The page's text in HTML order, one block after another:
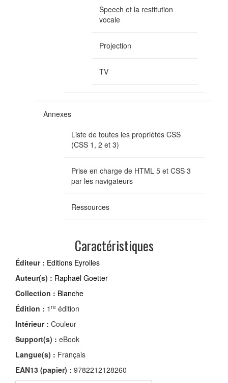
Speech et la restitution
vocale
Projection
TV
Annexes
Liste de toutes les propriétés CSS
(CSS 1, 2 et 3)
Prise en charge de HTML 5 et CSS 3
par les navigateurs
Ressources
Caractéristiques
Éditeur : Editions Eyrolles
Auteur(s) : Raphaël Goetter
Collection : Blanche
Édition : 1 re édition
Intérieur : Couleur
Support(s) : eBook
Langue(s) : Français
EAN13 (papier) : 9782212128260